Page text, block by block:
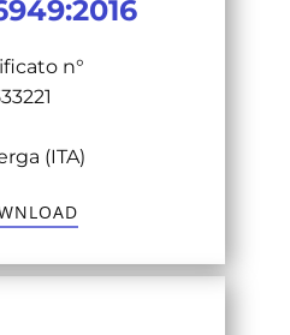
n°
(ITA)